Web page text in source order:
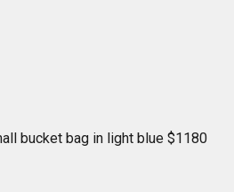
bucket bag in light blue $1180